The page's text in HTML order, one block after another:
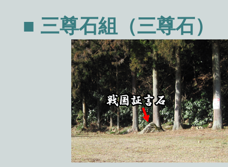
■ 三尊石組（三尊石）